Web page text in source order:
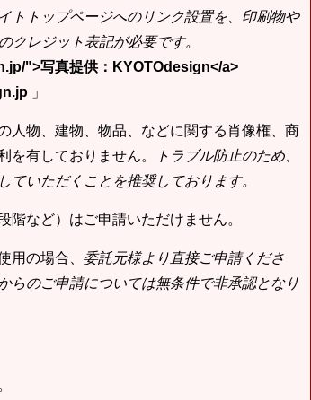
トトップページへのリンク設置を、印刷物や
クレジット表記が必要です。
">写真提供：KYOTOdesign</a>
」
人物、建物、物品、などに関する肖像権、商
を有しておりません。
トラブル防止のため、
いただくことを推奨しております。
など）はご申請いただけません。
用の場合、 委託元様より直接ご申請くださ
らのご申請については無条件で非承認となり